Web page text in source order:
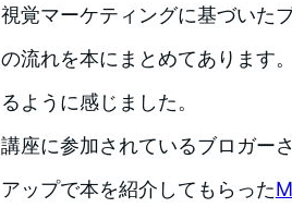
視覚マーケティングに基づいた
の流れを本にまとめてあります
るように感じました。
講座に参加されているブロガー
アップで本を紹介してもらった